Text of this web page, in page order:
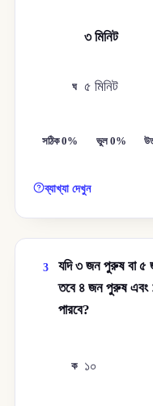
৩ মিনিট
ঘ ৫ মিনিট
সঠিক 0% ভুল 0%
ব্যাখ্যা দেখুন
3
যদি ৩ জন পুরুষ বা ৫
তবে ৪ জন পুরুষ এবং
পারবে?
ক ১০